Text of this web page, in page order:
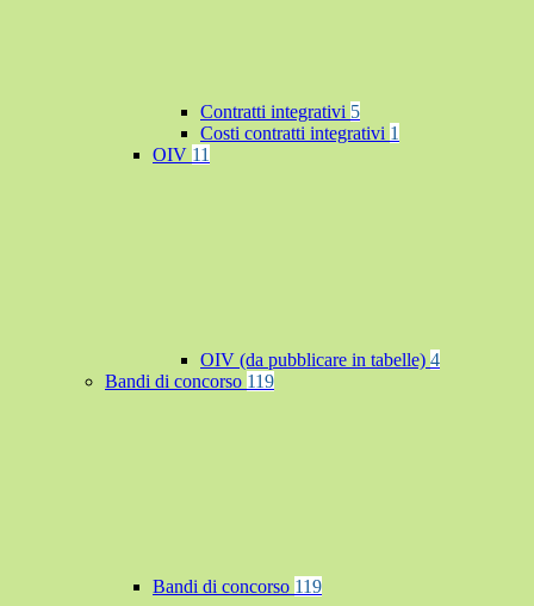
Contratti integrativi 5
Costi contratti integrativi 1
OIV 11
OIV (da pubblicare in tabelle) 4
Bandi di concorso 119
Bandi di concorso 119